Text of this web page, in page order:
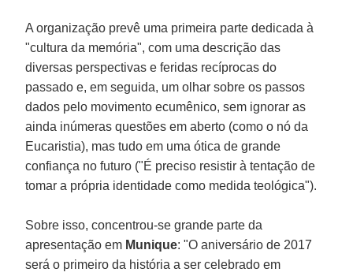
A organização prevê uma primeira parte dedicada à
"cultura da memória", com uma descrição das
diversas perspectivas e feridas recíprocas do
passado e, em seguida, um olhar sobre os passos
dados pelo movimento ecumênico, sem ignorar as
ainda inúmeras questões em aberto (como o nó da
Eucaristia), mas tudo em uma ótica de grande
confiança no futuro ("É preciso resistir à tentação de
tomar a própria identidade como medida teológica").
Sobre isso, concentrou-se grande parte da
apresentação em Munique: "O aniversário de 2017
será o primeiro da história a ser celebrado em